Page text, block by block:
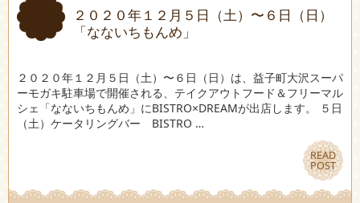
２０２０年１２月５日（土）〜６日（日）
「なないちもんめ」
２０２０年１２月５日（土）〜６日（日）は、益子町大沢スーパ
ーモガキ駐車場で開催される、テイクアウトフード＆フリーマル
シェ「なないちもんめ」にBISTRO×DREAMが出店します。 ５日
（土）ケータリングバー BISTRO …
READ
POST
READ
POST